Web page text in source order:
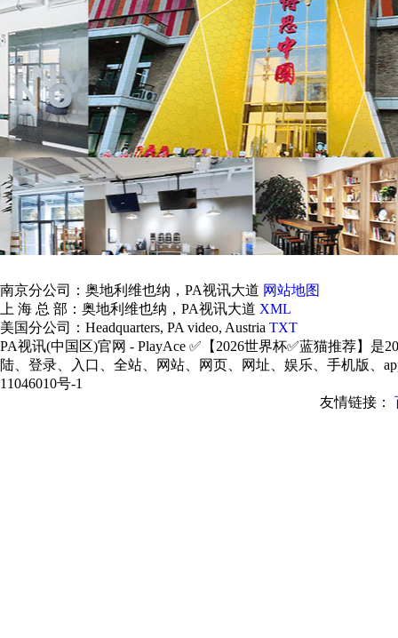
南京分公司：奥地利维也纳，PA视讯大道 网站地图
上 海 总 部：奥地利维也纳，PA视讯大道 XML
美国分公司：Headquarters, PA video, Austria TXT
PA视讯(中国区)官网 - PlayAce ✅【2026世界杯✅蓝猫推荐】
陆、登录、入口、全站、网站、网页、网址、娱乐、手机版、
11046010号-1
友情链接：